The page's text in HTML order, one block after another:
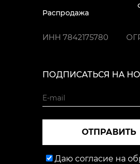
Распродажа
ИНН 7842175780
ПОДПИСАТЬСЯ НА
ОТПРАВИТЬ
Даю согласие на